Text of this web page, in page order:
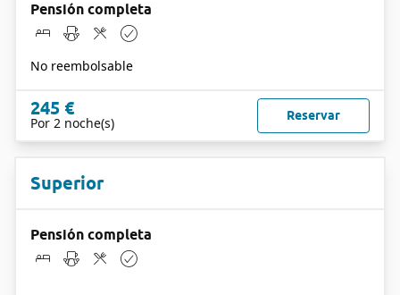
Pensión completa
No reembolsable
245 €
Por 2 noche(s) Reservar
Superior
Pensión completa